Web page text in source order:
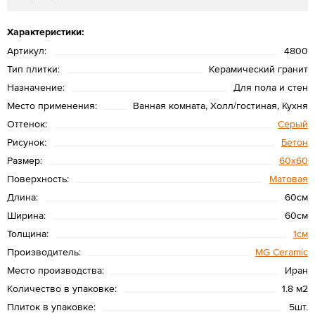
Характеристики:
Артикул:
4800
Тип плитки:
Керамический гранит
Назначение:
Для пола и стен
Место применения:
Ванная комната, Холл/гостиная, Кухня
Оттенок:
Серый
Рисунок:
Бетон
Размер:
60х60
Поверхность:
Матовая
Длина:
60см
Ширина:
60см
Толщина:
1см
Производитель:
MG Ceramic
Место производства:
Иран
Количество в упаковке:
1.8 м2
Плиток в упаковке:
5шт.